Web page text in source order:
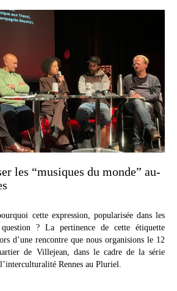
les “musiques du monde” au-
cette expression, popularisée dans les
? La pertinence de cette étiquette
d’une rencontre que nous organisions le 12
de Villejean, dans le cadre de la série
Rennes au Pluriel.